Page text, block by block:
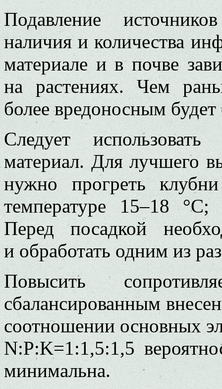
Подавление
наличия и количества
материале и в почве
на растениях. Чем
более вредоносным будет
Следует
материал. Для лучшего
нужно прогреть
температуре 15–18 °C;
Перед посадкой
и обработать одним из
Повысить
сбалансированным
соотношении основных
N:P:K=1:1,5:1,5
минимальна.